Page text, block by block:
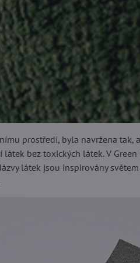
prostředí, byla navržena
bez toxických látek. V
látek jsou inspirovány